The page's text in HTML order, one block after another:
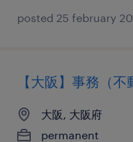
posted 25 february
【大阪】事務（不
大阪, 大阪府
permanent